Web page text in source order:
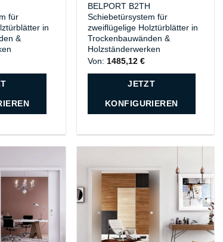
für
in
&
BELPORT B2TH
Schiebetürsystem für
zweiflügelige Holztürblätter in
Trockenbauwänden &
Holzständerwerken
Von: 1485,12 €
JETZT
KONFIGURIEREN